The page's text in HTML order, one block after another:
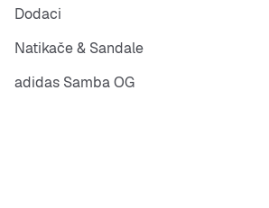
Dodaci
Natikače & Sandale
adidas Samba OG